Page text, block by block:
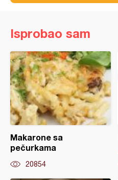
Isprobao sam
Makarone sa
pečurkama
20854